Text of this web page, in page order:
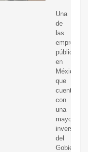
Una
de
las
empresas
públicas
en
México
que
cuenta
con
una
mayor
inversión
del
Gobierno